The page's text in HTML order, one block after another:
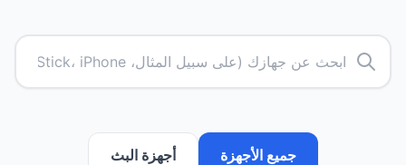
جميع الأجهزة أجهزة البث